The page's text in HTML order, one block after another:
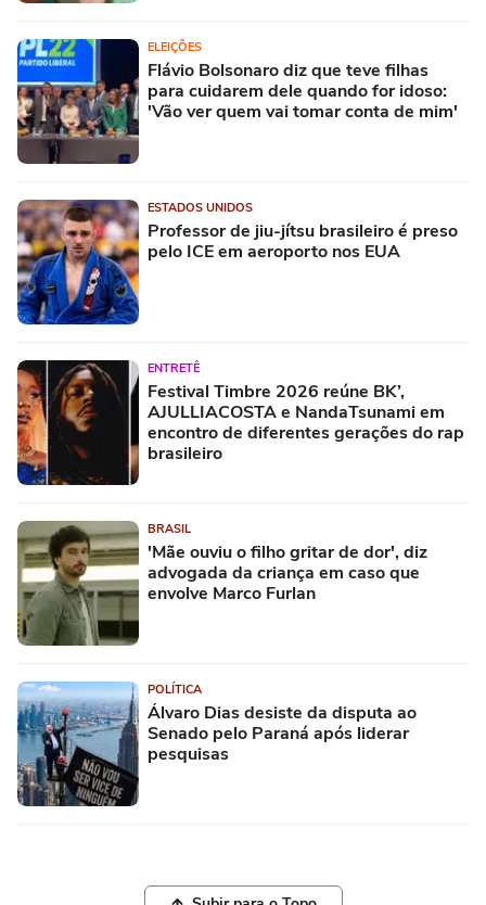
ELEIÇÕES
Flávio Bolsonaro diz que teve filhas
para cuidarem dele quando for idoso:
'Vão ver quem vai tomar conta de mim'
ESTADOS UNIDOS
Professor de jiu-jítsu brasileiro é preso
pelo ICE em aeroporto nos EUA
ENTRETÊ
Festival Timbre 2026 reúne BK’,
AJULLIACOSTA e NandaTsunami em
encontro de diferentes gerações do rap
brasileiro
BRASIL
'Mãe ouviu o filho gritar de dor', diz
advogada da criança em caso que
envolve Marco Furlan
POLÍTICA
Álvaro Dias desiste da disputa ao
Senado pelo Paraná após liderar
pesquisas